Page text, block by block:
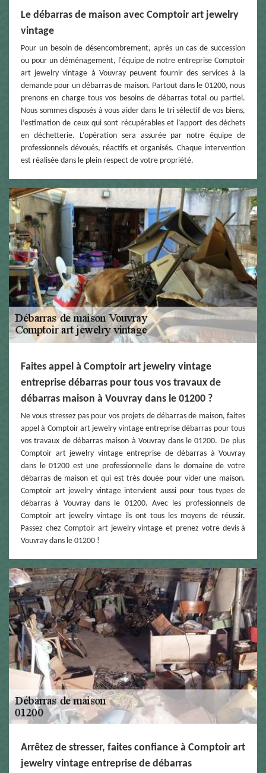
Le débarras de maison avec Comptoir art jewelry
vintage
Pour un besoin de désencombrement, après un cas de succession
ou pour un déménagement, l'équipe de notre entreprise Comptoir
art jewelry vintage à Vouvray peuvent fournir des services à la
demande pour un débarras de maison. Partout dans le 01200, nous
prenons en charge tous vos besoins de débarras total ou partiel.
Nous sommes disposés à vous aider dans le tri sélectif de vos biens,
l’estimation de ceux qui sont récupérables et l’apport des déchets
en déchetterie. L’opération sera assurée par notre équipe de
professionnels dévoués, réactifs et organisés. Chaque intervention
est réalisée dans le plein respect de votre propriété.
Faites appel à Comptoir art jewelry vintage
entreprise débarras pour tous vos travaux de
débarras maison à Vouvray dans le 01200 ?
Ne vous stressez pas pour vos projets de débarras de maison, faites
appel à Comptoir art jewelry vintage entreprise débarras pour tous
vos travaux de débarras maison à Vouvray dans le 01200. De plus
Comptoir art jewelry vintage entreprise de débarras à Vouvray
dans le 01200 est une professionnelle dans le domaine de votre
débarras de maison et qui est très douée pour vider une maison.
Comptoir art jewelry vintage intervient aussi pour tous types de
débarras à Vouvray dans le 01200. Avec les professionnels de
Comptoir art jewelry vintage ils ont tous les moyens de réussir.
Passez chez Comptoir art jewelry vintage et prenez votre devis à
Vouvray dans le 01200 !
Arrêtez de stresser, faites confiance à Comptoir art
jewelry vintage entreprise de débarras